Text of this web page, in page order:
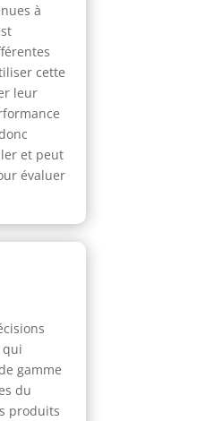
à
cette
leur
et peut
évaluer
qui
gamme
du
produits